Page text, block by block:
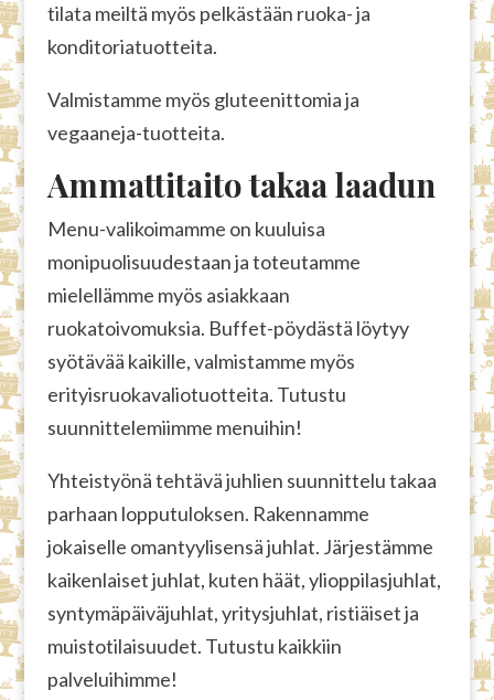
tilata meiltä myös pelkästään ruoka- ja
konditoriatuotteita.
Valmistamme myös gluteenittomia ja
vegaaneja-tuotteita.
Ammattitaito takaa laadun
Menu-valikoimamme on kuuluisa
monipuolisuudestaan ja toteutamme
mielellämme myös asiakkaan
ruokatoivomuksia. Buffet-pöydästä löytyy
syötävää kaikille, valmistamme myös
erityisruokavaliotuotteita. Tutustu
suunnittelemiimme menuihin!
Yhteistyönä tehtävä juhlien suunnittelu takaa
parhaan lopputuloksen. Rakennamme
jokaiselle omantyylisensä juhlat. Järjestämme
kaikenlaiset juhlat, kuten häät, ylioppilasjuhlat,
syntymäpäiväjuhlat, yritysjuhlat, ristiäiset ja
muistotilaisuudet. Tutustu kaikkiin
palveluihimme!